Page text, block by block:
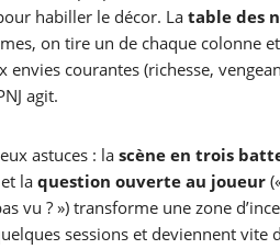
habiller le décor. La table des
on tire un de chaque colonne
envies courantes (richesse,
agit.
astuces : la scène en trois
la question ouverte au joueur
vu ? ») transforme une zone
sessions et deviennent vite